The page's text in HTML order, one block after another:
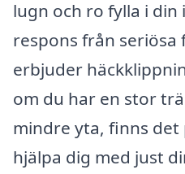
lugn och ro fylla i
respons från seriösa
erbjuder
om du har en stor
mindre yta, finns det
hjälpa dig med just